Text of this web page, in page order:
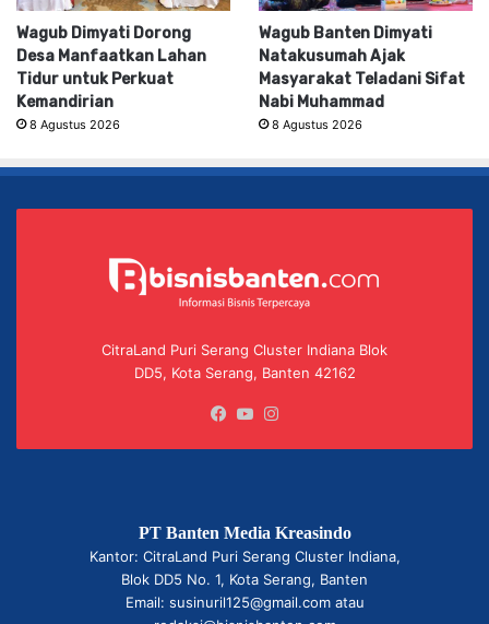
Wagub Dimyati Dorong
Desa Manfaatkan Lahan
Tidur untuk Perkuat
Kemandirian
8 Agustus 2026
Wagub Banten Dimyati
Natakusumah Ajak
Masyarakat Teladani Sifat
Nabi Muhammad
8 Agustus 2026
CitraLand Puri Serang Cluster Indiana Blok
DD5, Kota Serang, Banten 42162
Facebook
YouTube
PT Banten Media Kreasindo
Kantor: CitraLand Puri Serang Cluster Indiana,
Blok DD5 No. 1, Kota Serang, Banten
Email: susinuril125@gmail.com atau